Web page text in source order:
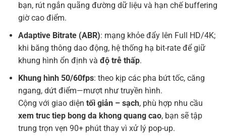
bạn, rút ngắn quãng đường dữ liệu và hạn chế buffering
giờ cao điểm.
Adaptive Bitrate (ABR): mạng khỏe đẩy lên Full HD/4K;
khi băng thông dao động, hệ thống hạ bit-rate để giữ
khung hình ổn định và độ trễ thấp.
Khung hình 50/60fps: theo kịp các pha bứt tốc, căng
ngang, dứt điểm—mượt như truyền hình.
Cộng với giao diện tối giản – sạch, phù hợp nhu cầu
xem truc tiep bong da khong quang cao, bạn sẽ tập
trung trọn vẹn 90+ phút thay vì xử lý pop-up.